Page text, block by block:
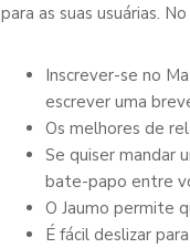
para as suas usuárias.
Inscrever-se no
escrever uma
Os melhores de
Se quiser mandar
bate-papo entre
O Jaumo permite
É fácil deslizar